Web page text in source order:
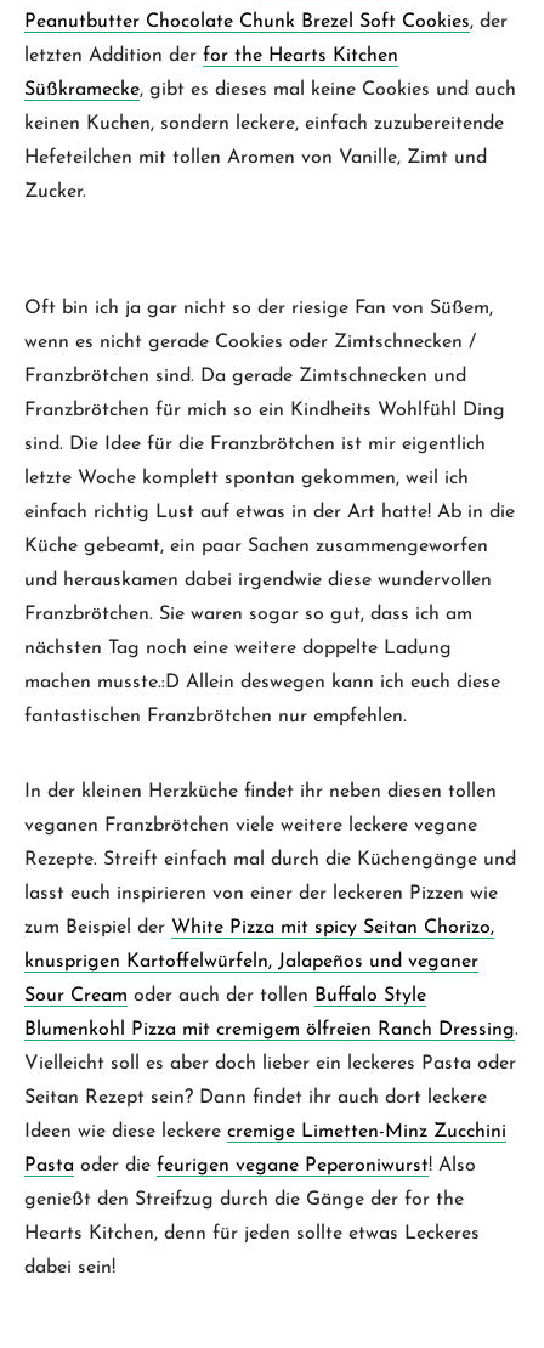
Peanutbutter Chocolate Chunk Brezel Soft Cookies, der
letzten Addition der for the Hearts Kitchen
Süßkramecke, gibt es dieses mal keine Cookies und auch
keinen Kuchen, sondern leckere, einfach zuzubereitende
Hefeteilchen mit tollen Aromen von Vanille, Zimt und
Zucker.
Oft bin ich ja gar nicht so der riesige Fan von Süßem,
wenn es nicht gerade Cookies oder Zimtschnecken /
Franzbrötchen sind. Da gerade Zimtschnecken und
Franzbrötchen für mich so ein Kindheits Wohlfühl Ding
sind. Die Idee für die Franzbrötchen ist mir eigentlich
letzte Woche komplett spontan gekommen, weil ich
einfach richtig Lust auf etwas in der Art hatte! Ab in die
Küche gebeamt, ein paar Sachen zusammengeworfen
und herauskamen dabei irgendwie diese wundervollen
Franzbrötchen. Sie waren sogar so gut, dass ich am
nächsten Tag noch eine weitere doppelte Ladung
machen musste.:D Allein deswegen kann ich euch diese
fantastischen Franzbrötchen nur empfehlen.
In der kleinen Herzküche findet ihr neben diesen tollen
veganen Franzbrötchen viele weitere leckere vegane
Rezepte. Streift einfach mal durch die Küchengänge und
lasst euch inspirieren von einer der leckeren Pizzen wie
zum Beispiel der White Pizza mit spicy Seitan Chorizo,
knusprigen Kartoffelwürfeln, Jalapeños und veganer
Sour Cream oder auch der tollen Buffalo Style
Blumenkohl Pizza mit cremigem ölfreien Ranch Dressing.
Vielleicht soll es aber doch lieber ein leckeres Pasta oder
Seitan Rezept sein? Dann findet ihr auch dort leckere
Ideen wie diese leckere cremige Limetten-Minz Zucchini
Pasta oder die feurigen vegane Peperoniwurst! Also
genießt den Streifzug durch die Gänge der for the
Hearts Kitchen, denn für jeden sollte etwas Leckeres
dabei sein!